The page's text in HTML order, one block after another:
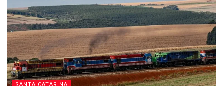
SANTA CATARINA